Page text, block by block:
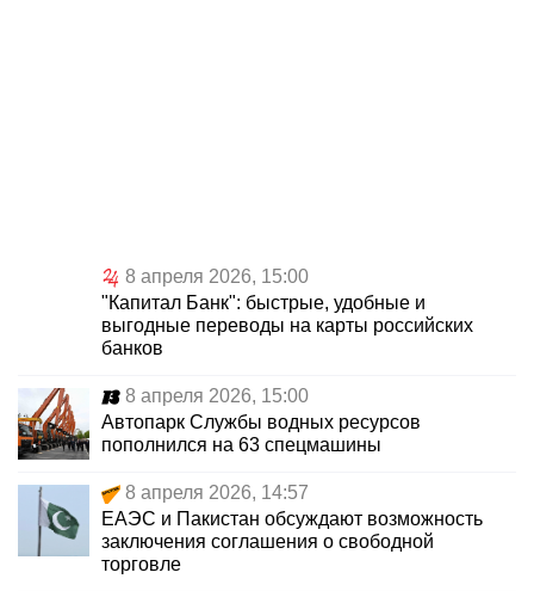
8 апреля 2026, 15:00
"Капитал Банк": быстрые, удобные и
выгодные переводы на карты российских
банков
8 апреля 2026, 15:00
Автопарк Службы водных ресурсов
пополнился на 63 спецмашины
8 апреля 2026, 14:57
ЕАЭС и Пакистан обсуждают возможность
заключения соглашения о свободной
торговле